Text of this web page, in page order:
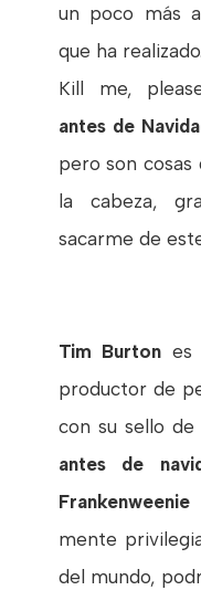
un poco más
que ha realizado.
Kill me,
antes de
pero son
la cabeza,
sacarme de
Tim Burton es
productor de
con su sello
antes de
Frankenweenie
mente
del mundo,